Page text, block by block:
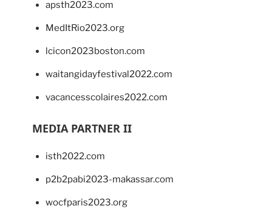
apsth2023.com
MedItRio2023.org
lcicon2023boston.com
waitangidayfestival2022.com
vacancesscolaires2022.com
MEDIA PARTNER II
isth2022.com
p2b2pabi2023-makassar.com
wocfparis2023.org